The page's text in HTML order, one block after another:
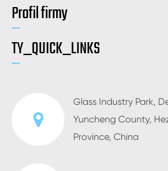
Profil firmy
TY_QUICK_LINKS
Glass Industry Park,
Yuncheng County,
Province, China